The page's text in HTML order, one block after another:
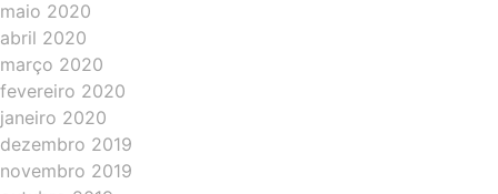
maio 2020
abril 2020
março 2020
fevereiro 2020
janeiro 2020
dezembro 2019
novembro 2019